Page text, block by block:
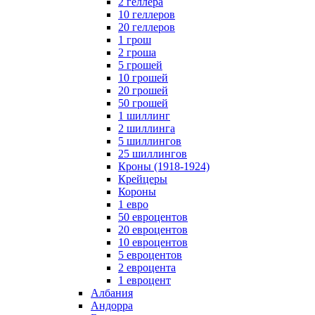
10 геллеров
20 геллеров
1 грош
2 гроша
5 грошей
10 грошей
20 грошей
50 грошей
1 шиллинг
2 шиллинга
5 шиллингов
25 шиллингов
Кроны (1918-1924)
Крейцеры
Короны
1 евро
50 евроцентов
20 евроцентов
10 евроцентов
5 евроцентов
2 евроцента
1 евроцент
Албания
Андорра